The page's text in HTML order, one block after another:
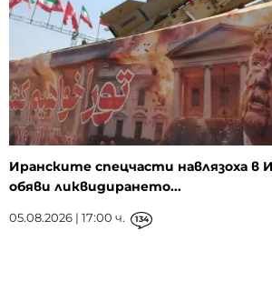
Иранските спецчасти навлязоха в
обяви ликвидирането...
05.08.2026 | 17:00 ч. 134